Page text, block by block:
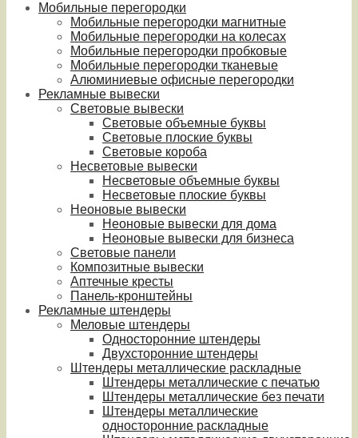
Мобильные перегородки
Мобильные перегородки магнитные
Мобильные перегородки на колесах
Мобильные перегородки пробковые
Мобильные перегородки тканевые
Алюминиевые офисные перегородки
Рекламные вывески
Световые вывески
Световые объемные буквы
Световые плоские буквы
Световые короба
Несветовые вывески
Несветовые объемные буквы
Несветовые плоские буквы
Неоновые вывески
Неоновые вывески для дома
Неоновые вывески для бизнеса
Световые панели
Композитные вывески
Аптечные кресты
Панель-кронштейны
Рекламные штендеры
Меловые штендеры
Односторонние штендеры
Двухсторонние штендеры
Штендеры металлические раскладные
Штендеры металлические с печатью
Штендеры металлические без печати
Штендеры металлические
односторонние раскладные